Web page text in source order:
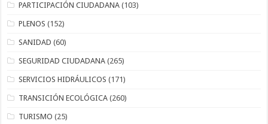
PARTICIPACIÓN CIUDADANA (103)
PLENOS (152)
SANIDAD (60)
SEGURIDAD CIUDADANA (265)
SERVICIOS HIDRÁULICOS (171)
TRANSICIÓN ECOLÓGICA (260)
TURISMO (25)